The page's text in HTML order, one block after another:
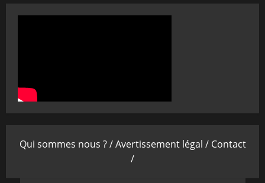
Qui sommes nous ? /Avertissement légal / Contact
/